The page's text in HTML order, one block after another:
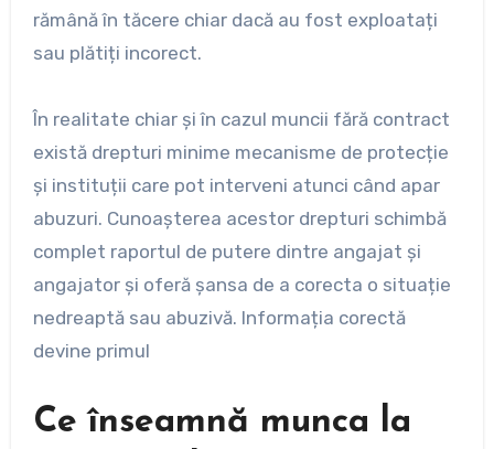
rămână în tăcere chiar dacă au fost exploatați
sau plătiți incorect.
În realitate chiar și în cazul muncii fără contract
există drepturi minime mecanisme de protecție
și instituții care pot interveni atunci când apar
abuzuri. Cunoașterea acestor drepturi schimbă
complet raportul de putere dintre angajat și
angajator și oferă șansa de a corecta o situație
nedreaptă sau abuzivă. Informația corectă
devine primul
Ce înseamnă munca la